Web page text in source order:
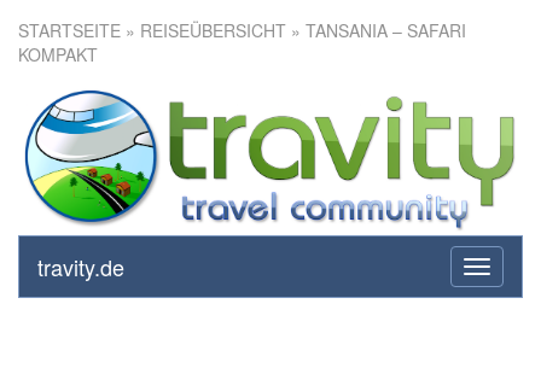
STARTSEITE » REISEÜBERSICHT » TANSANIA – SAFARI
KOMPAKT
toggle
travity.de
Tansania – Safari kompakt